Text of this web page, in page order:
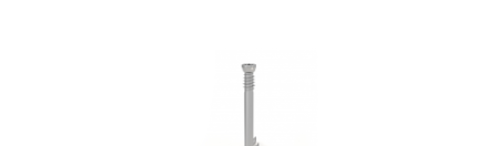
ROTHOBLAAS